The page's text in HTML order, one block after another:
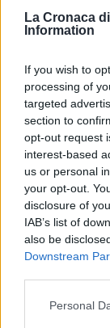
La Cronaca
Information
If you wish to
processing of
targeted
section to
opt-out request
interest-based
us or personal
your opt-out.
disclosure of
IAB’s list of
also be
Downstream
Please note
Personal
15 Luglio 2020
Discarica
Sequestrato
Prenestino…